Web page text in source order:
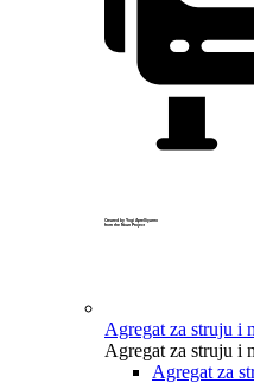
Created by Yogi Aprelliyanto
from the Noun Project
Agregat za struju i
Agregat za struju i
Agregat za